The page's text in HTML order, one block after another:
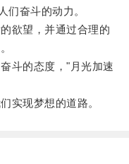
奋斗的动力。
欲望，并通过合理的
斗的态度，"月光加速
现梦想的道路。